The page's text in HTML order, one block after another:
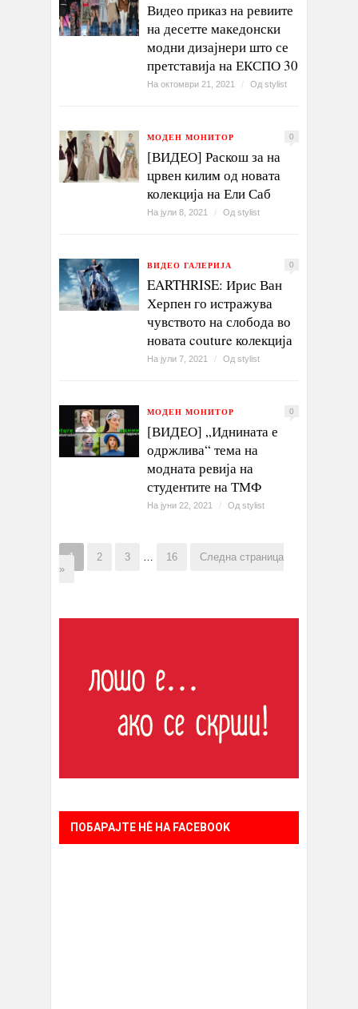
Видео приказ на ревиите
на десетте македонски
модни дизајнери што се
претставија на ЕКСПО 30
На октомври 21, 2021 / Од stylist
МОДЕН МОНИТОР 0
[ВИДЕО] Раскош за на
црвен килим од новата
колекција на Ели Саб
На јули 8, 2021 / Од stylist
ВИДЕО ГАЛЕРИЈА 0
EARTHRISE: Ирис Ван
Херпен го истражува
чувството на слобода во
новата couture колекција
На јули 7, 2021 / Од stylist
МОДЕН МОНИТОР 0
[ВИДЕО] „Иднината е
одржлива“ тема на
модната ревија на
студентите на ТМФ
На јуни 22, 2021 / Од stylist
1 2 3 … 16
Следна страница
»
ПОБАРАЈТЕ НÈ НА FACEBOOK